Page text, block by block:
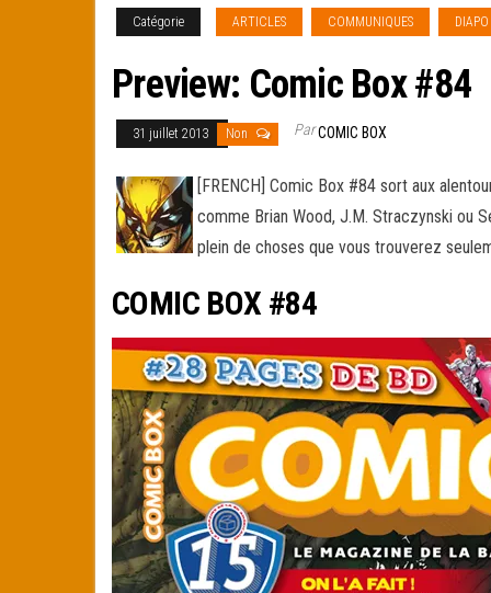
Catégorie ARTICLES COMMUNIQUES DIAPO
Preview: Comic Box #84
31 juillet 2013 Non ParCOMIC BOX
[FRENCH] Comic Box #84 sort aux
comme Brian Wood, J.M. Straczynski ou
plein de choses que vous trouverez
COMIC BOX #84